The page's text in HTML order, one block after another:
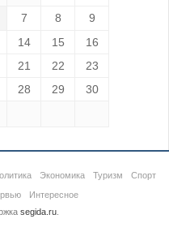
7 8
9
14 15
16
21 22
23
28 29
30
Экономика Туризм
Спорт
Интересное
segida.ru.